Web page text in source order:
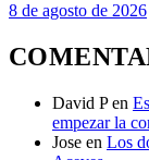
8 de agosto de 2026
David P en
empezar la
Jose en Los